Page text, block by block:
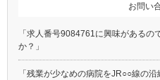
お問い
「求人番号9084761に興味がある
か？」
「残業が少なめの病院をJR○○線の